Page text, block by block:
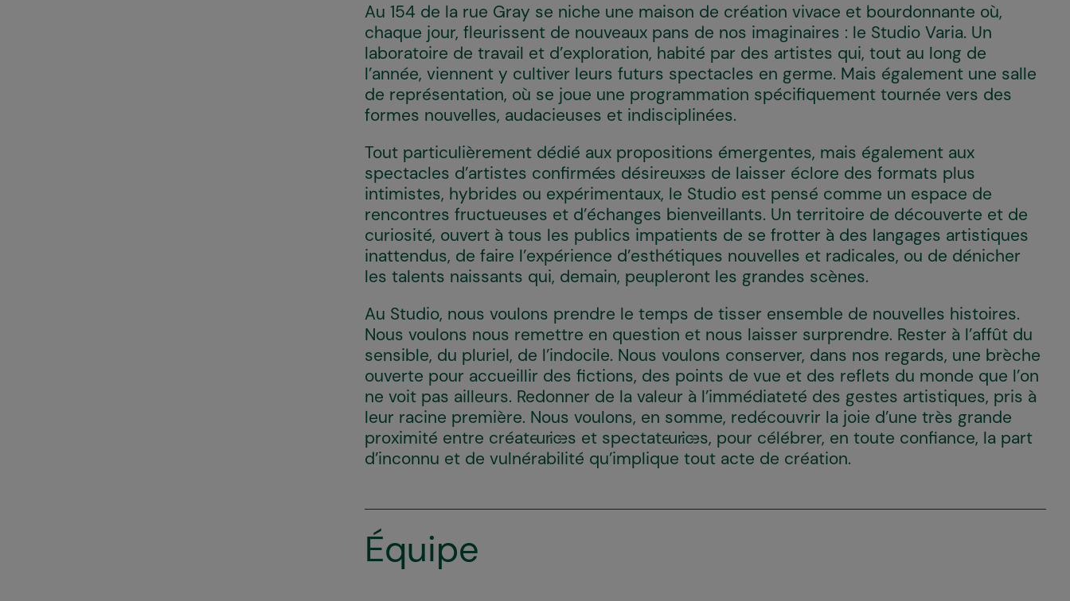
Au 154 de la rue Gray se niche une maison de création vivace et bourdonnante où,
chaque jour, fleurissent de nouveaux pans de nos imaginaires : le Studio Varia. Un
laboratoire de travail et d’exploration, habité par des artistes qui, tout au long de
l’année, viennent y cultiver leurs futurs spectacles en germe. Mais également une salle
de représentation, où se joue une programmation spécifiquement tournée vers des
formes nouvelles, audacieuses et indisciplinées.
Tout particulièrement dédié aux propositions émergentes, mais également aux
spectacles d’artistes confirmé·es désireux·ses de laisser éclore des formats plus
intimistes, hybrides ou expérimentaux, le Studio est pensé comme un espace de
rencontres fructueuses et d’échanges bienveillants. Un territoire de découverte et de
curiosité, ouvert à tous les publics impatients de se frotter à des langages artistiques
inattendus, de faire l’expérience d’esthétiques nouvelles et radicales, ou de dénicher
les talents naissants qui, demain, peupleront les grandes scènes.
Au Studio, nous voulons prendre le temps de tisser ensemble de nouvelles histoires.
Nous voulons nous remettre en question et nous laisser surprendre. Rester à l’affût du
sensible, du pluriel, de l’indocile. Nous voulons conserver, dans nos regards, une brèche
ouverte pour accueillir des fictions, des points de vue et des reflets du monde que l’on
ne voit pas ailleurs. Redonner de la valeur à l’immédiateté des gestes artistiques, pris à
leur racine première. Nous voulons, en somme, redécouvrir la joie d’une très grande
proximité entre créateur·ices et spectateur·ices, pour célébrer, en toute confiance, la part
d’inconnu et de vulnérabilité qu’implique tout acte de création.
Équipe